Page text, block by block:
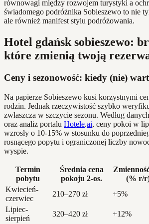
równowagi między rozwojem turystyki a
świadomego podróżnika Sobieszewo to nie
ale również manifest stylu podróżowania.
Hotel gdańsk sobieszewo:
które zmienią twoją
Ceny i sezonowość: kiedy (nie)
Na papierze Sobieszewo kusi korzystnymi
rodzin. Jednak rzeczywistość szybko
zwłaszcza w szczycie sezonu. Według
oraz analiz portalu Hotele.ai, ceny pokoi w
wzrosły o 10-15% w stosunku do
rosnącego popytu i ograniczonej liczby
wyspie.
Termin
pobytu
Średnia cena
pokoju 2-os.
(% r/
Kwiecień-
czerwiec
210–270 zł +5%
Lipiec-
sierpień
320–420 zł +12%